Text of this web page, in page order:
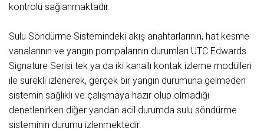
kontrolü sağlanmaktadır.
Sulu Söndürme Sistemindeki akış anahtarlarının, hat kesme
vanalarının ve yangın pompalarının durumları UTC Edwards
Signature Serisi tek ya da iki kanallı kontak izleme modülleri
ile sürekli izlenerek, gerçek bir yangın durumuna gelmeden
sistemin sağlıklı ve çalışmaya hazır olup olmadığı
denetlenirken diğer yandan acil durumda sulu söndürme
sisteminin durumu izlenmektedir.